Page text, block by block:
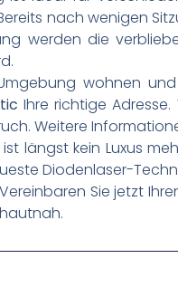
nach wenigen
werden die
wohnen und
Ihre richtige
Weitere
längst kein Luxus
Diodenlaser-
Sie jetzt